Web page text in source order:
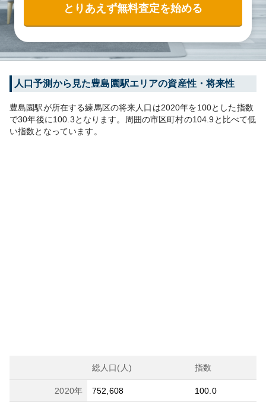
とりあえず無料査定を始める
人口予測から見た豊島園駅エリアの資産性・将来性
豊島園駅が所在する練馬区の将来人口は2020年を100とした指数
で30年後に100.3となります。 周囲の市区町村の104.9 と比べて低
い指数となっています。
総人口(人) 指数
2020年 752,608 100.0